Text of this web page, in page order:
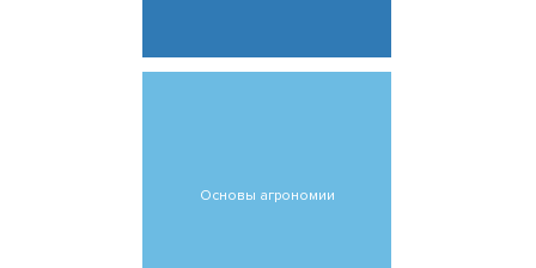
Основы агрономии